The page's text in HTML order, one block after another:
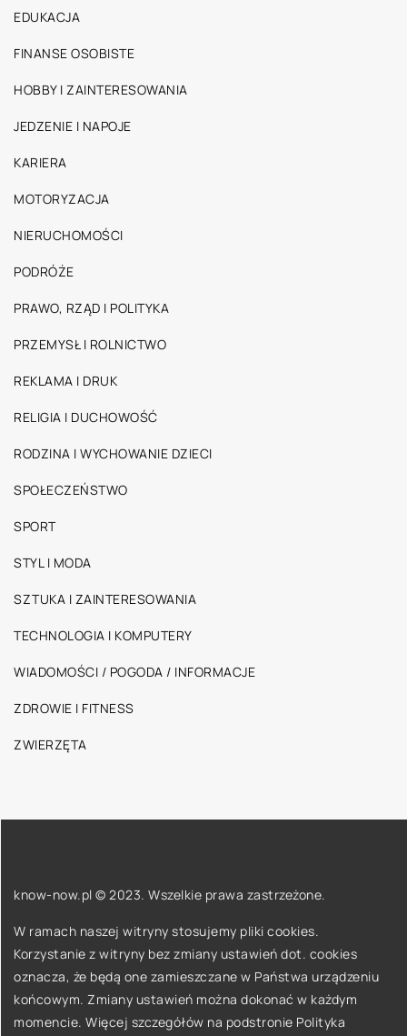
EDUKACJA
FINANSE OSOBISTE
HOBBY I ZAINTERESOWANIA
JEDZENIE I NAPOJE
KARIERA
MOTORYZACJA
NIERUCHOMOŚCI
PODRÓŻE
PRAWO, RZĄD I POLITYKA
PRZEMYSŁ I ROLNICTWO
REKLAMA I DRUK
RELIGIA I DUCHOWOŚĆ
RODZINA I WYCHOWANIE DZIECI
SPOŁECZEŃSTWO
SPORT
STYL I MODA
SZTUKA I ZAINTERESOWANIA
TECHNOLOGIA I KOMPUTERY
WIADOMOŚCI / POGODA / INFORMACJE
ZDROWIE I FITNESS
ZWIERZĘTA
know-now.pl © 2023. Wszelkie prawa zastrzeżone.
W ramach naszej witryny stosujemy pliki cookies.
Korzystanie z witryny bez zmiany ustawień dot. cookies
oznacza, że będą one zamieszczane w Państwa urządzeniu
końcowym. Zmiany ustawień można dokonać w każdym
momencie. Więcej szczegółów na podstronie Polityka